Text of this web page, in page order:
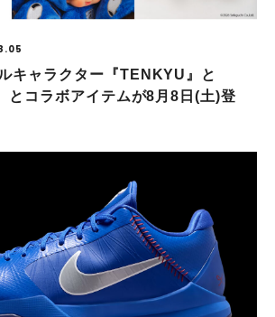
キャラクター『TENKYU』と
とコラボアイテムが8月8日(土)登